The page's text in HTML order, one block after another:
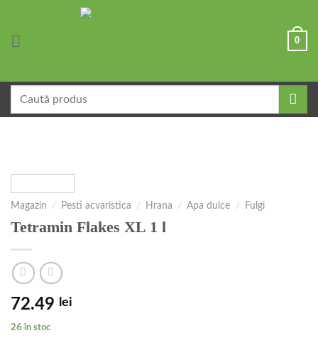
0
după:
Magazin / Pesti acvaristica / Hrana / Apa dulce / Fulgi
Tetramin Flakes XL 1 l
72.49 lei
26 în stoc